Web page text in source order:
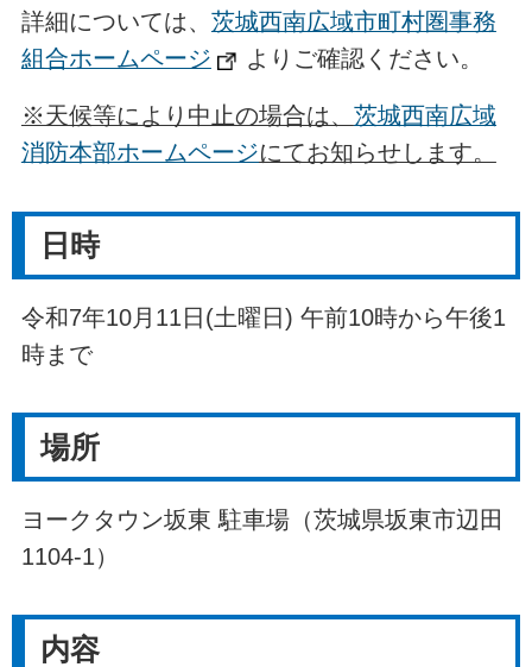
詳細については、 茨城西南広域市町村圏事務
組合ホームページ
よりご確認ください。
※天候等により中止の場合は、 茨城西南広域
消防本部ホームページにてお知らせします。
日時
令和7年10月11日(土曜日) 午前10時から午後1
時まで
場所
ヨークタウン坂東 駐車場（茨城県坂東市辺田
1104-1）
内容